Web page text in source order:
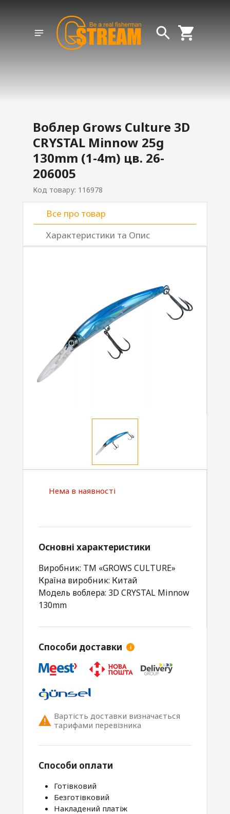
Воблер Grows Culture 3D
CRYSTAL Minnow 25g
130mm (1-4m) цв. 26-
206005
Код товару: 116978
Все про товар
Характеристики та Опис
Нема в наявності
Основні характеристики
Виробник: ТМ «GROWS CULTURE»
Країна виробник: Китай
Модель воблера: 3D CRYSTAL Minnow
130mm
Способи доставки i
Вартість доставки визначається
тарифами перевізника
Способи оплати
Готівковий
Безготівковий
Накладений платіж